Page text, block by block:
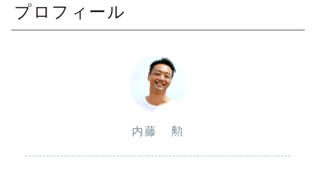
プロフィール
内藤 勲